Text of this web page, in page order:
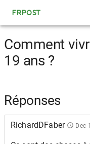
FRPOST
Comment
19 ans ?
Réponses
RichardDFaber Dec